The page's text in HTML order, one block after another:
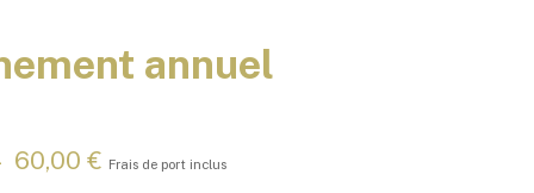
annuel
60,00 € P
Frais de port inclus